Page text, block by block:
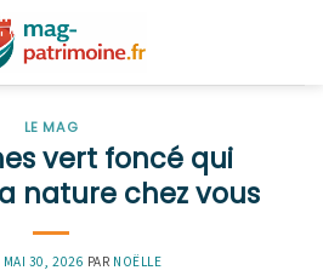
LE MAG
vert foncé qui
nature chez vous
MAI 30, 2026 PAR NOËLLE